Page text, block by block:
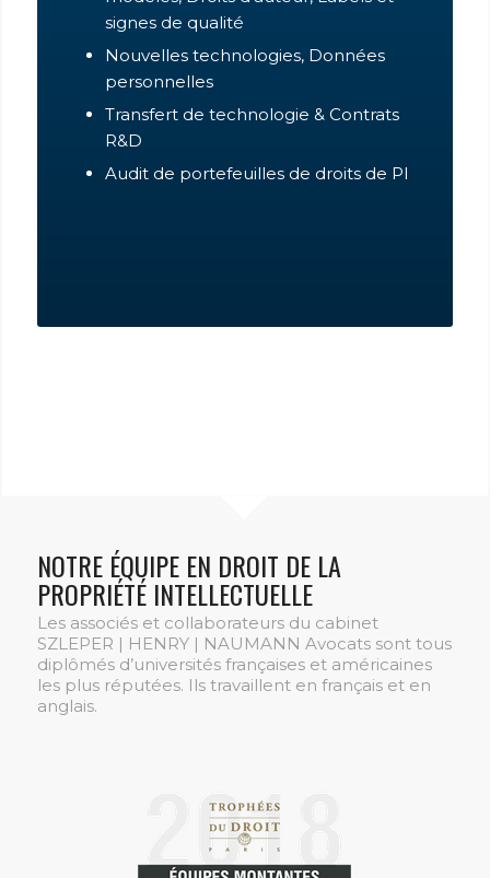
signes de qualité
Nouvelles technologies, Données
personnelles
Transfert de technologie & Contrats
R&D
Audit de portefeuilles de droits de PI
NOTRE ÉQUIPE EN DROIT DE LA
PROPRIÉTÉ INTELLECTUELLE
Les associés et collaborateurs du cabinet
SZLEPER | HENRY | NAUMANN Avocats sont tous
diplômés d’universités françaises et américaines
les plus réputées. Ils travaillent en français et en
anglais.